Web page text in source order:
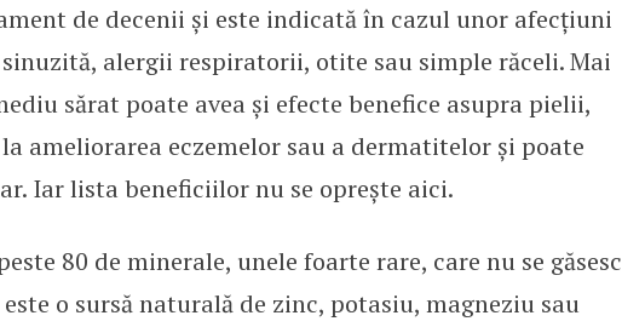
de decenii și este indicată în cazul unor afecțiuni
alergii respiratorii, otite sau simple răceli. Mai
sărat poate avea și efecte benefice asupra pielii,
ameliorarea eczemelor sau a dermatitelor și poate
Iar lista beneficiilor nu se oprește aici.
80 de minerale, unele foarte rare, care nu se găsesc
o sursă naturală de zinc, potasiu, magneziu sau